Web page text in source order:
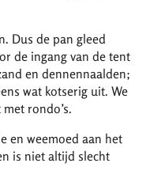
Dus de pan gleed
de ingang van de tent
en dennennaalden;
wat kotserig uit. We
rondo’s.
en weemoed aan het
is niet altijd slecht